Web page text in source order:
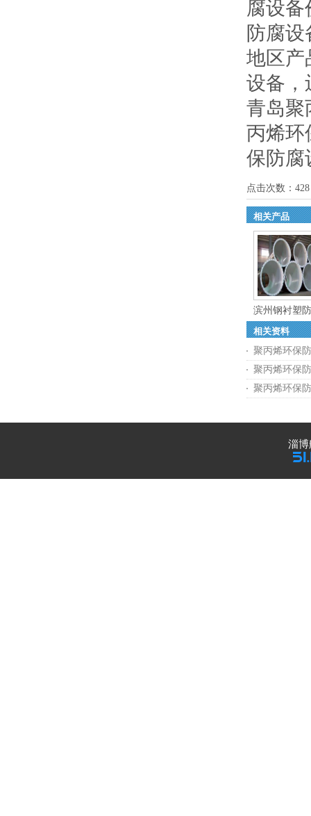
腐设
防腐
地区
设备 ，
青岛聚
丙烯环
保防腐
点击次数： 428
相关产品
滨州钢衬塑
相关资料
聚丙烯环保
聚丙烯环保
聚丙烯环保
淄博